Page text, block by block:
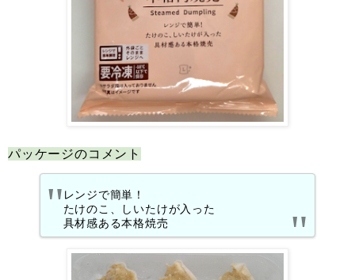
パッケージのコメント
レンジで簡単！
たけのこ、しいたけが入った
具材感ある本格焼売